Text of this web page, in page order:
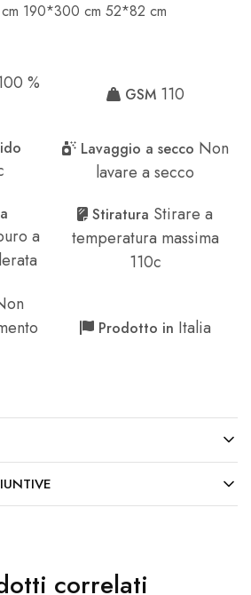
190*300 cm 52*82 cm
%
GSM 110
Lavaggio a secco Non
lavare a secco
a
Stiratura Stirare a
temperatura massima
110c
Prodotto in Italia
correlati